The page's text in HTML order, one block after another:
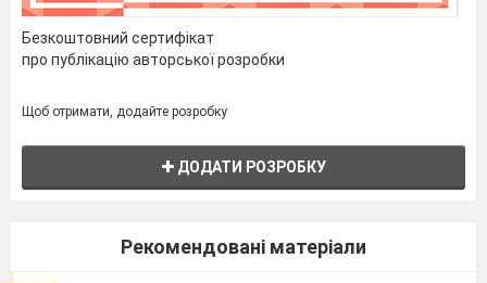
Безкоштовний сертифікат
про публікацію авторської розробки
Щоб отримати, додайте розробку
ДОДАТИ РОЗРОБКУ
Рекомендовані матеріали